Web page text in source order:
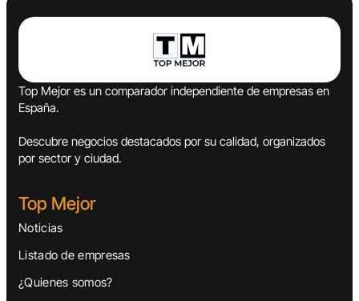
Top Mejor es un comparador independiente de empresas en
España.
Descubre negocios destacados por su calidad, organizados
por sector y ciudad.
Top Mejor
Noticias
Listado de empresas
¿Quienes somos?